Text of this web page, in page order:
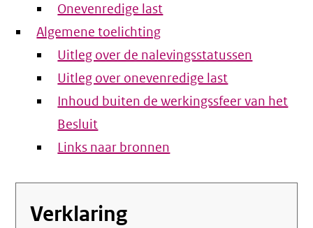
Onevenredige last
Algemene toelichting
Uitleg over de nalevingsstatussen
Uitleg over onevenredige last
Inhoud buiten de werkingssfeer van het
Besluit
Links naar bronnen
Verklaring